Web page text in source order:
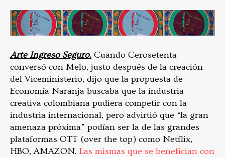
Arte Ingreso Seguro.Cuando Cerosetenta
conversó con Melo, justo después de la creación
del Viceministerio, dijo que la propuesta de
Economía Naranja buscaba que la industria
creativa colombiana pudiera competir con la
industria internacional, pero advirtió que “la gran
amenaza próxima” podían ser la de las grandes
plataformas OTT (over the top) como Netflix,
HBO, AMAZON. Las mismas que se benefician con